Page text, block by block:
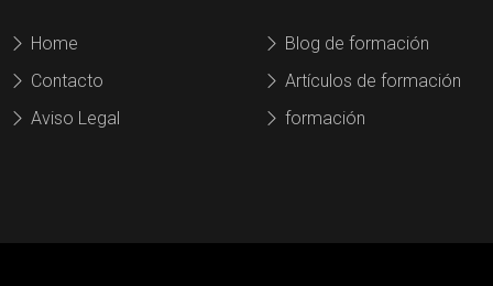
Home
Contacto
Aviso Legal
Blog de formación
Artículos de formación
formación